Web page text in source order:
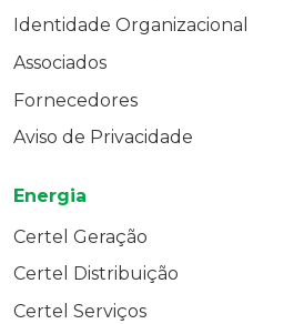
Identidade Organizacional
Associados
Fornecedores
Aviso de Privacidade
Energia
Certel Geração
Certel Distribuição
Certel Serviços